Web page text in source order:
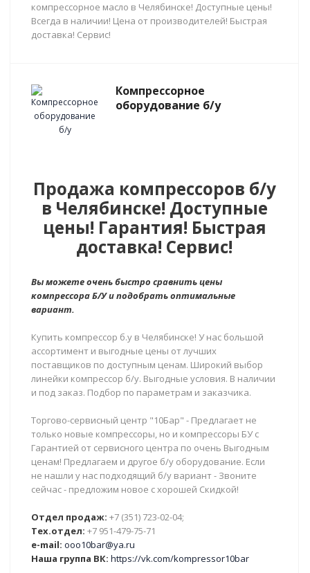
компрессорное масло в Челябинске! Доступные цены!
Всегда в наличии! Цена от производителей! Быстрая
доставка! Сервис!
Компрессорное
оборудование б/у
Продажа компрессоров б/у
в Челябинске! Доступные
цены! Гарантия! Быстрая
доставка! Сервис!
Вы можете очень быстро сравнить цены
компрессора Б/У и подобрать оптимальные
вариант.
Купить компрессор б.у в Челябинске! У нас большой
ассортимент и выгодные цены от лучших
поставщиков по доступным ценам. Широкий выбор
линейки компрессор б/у. Выгодные условия. В наличии
и под заказ. Подбор по параметрам и заказчика.
Торгово-сервисный центр "10Бар" - Предлагает не
только новые компрессоры, но и компрессоры БУ с
Гарантией от сервисного центра по очень Выгодным
ценам! Предлагаем и другое б/у оборудование. Если
не нашли у нас подходящий б/у вариант - Звоните
сейчас - предложим новое с хорошей Скидкой!
Отдел продаж: +7 (351) 723-02-04;
Тех.отдел: +7 951-479-75-71
e-mail: ooo10bar@ya.ru
Наша группа ВК: https://vk.com/kompressor10bar